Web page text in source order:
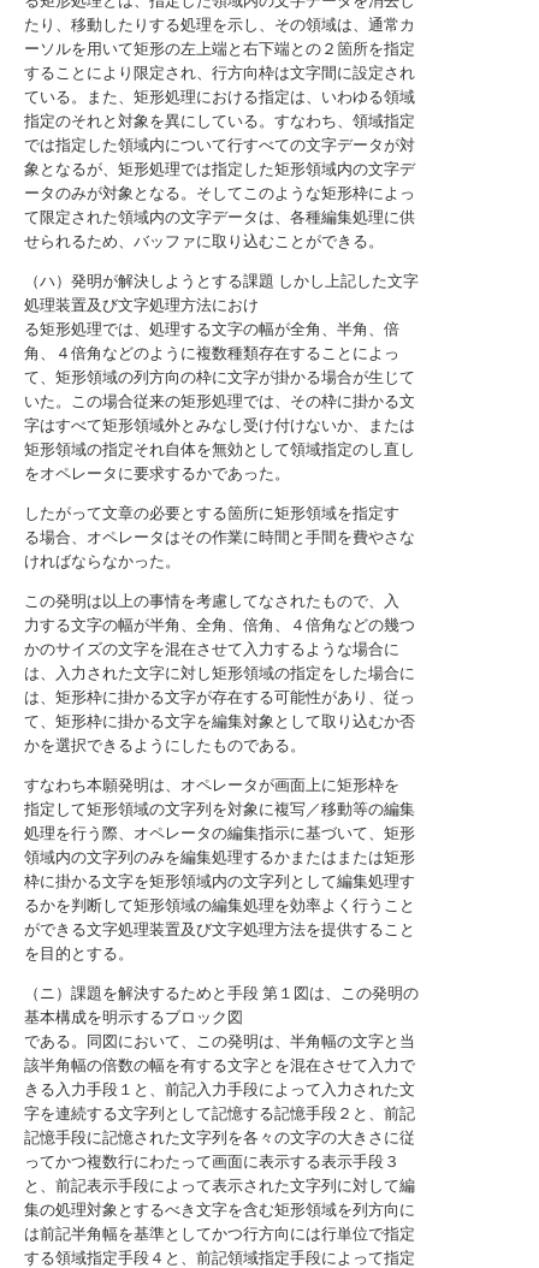
たり、移動したりする処理を示し、その領域は、通常カ
ーソルを用いて矩形の左上端と右下端との２箇所を指定
することにより限定され、行方向枠は文字間に設定され
ている。また、矩形処理における指定は、いわゆる領域
指定のそれと対象を異にしている。すなわち、領域指定
では指定した領域内について行すべての文字データが対
象となるが、矩形処理では指定した矩形領域内の文字デ
ータのみが対象となる。そしてこのような矩形枠によっ
て限定された領域内の文字データは、各種編集処理に供
せられるため、バッファに取り込むことができる。
（ハ）発明が解決しようとする課題 しかし上記した文字
処理装置及び文字処理方法におけ
る矩形処理では、処理する文字の幅が全角、半角、倍
角、４倍角などのように複数種類存在することによっ
て、矩形領域の列方向の枠に文字が掛かる場合が生じて
いた。この場合従来の矩形処理では、その枠に掛かる文
字はすべて矩形領域外とみなし受け付けないか、または
矩形領域の指定それ自体を無効として領域指定のし直し
をオペレータに要求するかであった。
したがって文章の必要とする箇所に矩形領域を指定す
る場合、オペレータはその作業に時間と手間を費やさな
ければならなかった。
この発明は以上の事情を考慮してなされたもので、入
力する文字の幅が半角、全角、倍角、４倍角などの幾つ
かのサイズの文字を混在させて入力するような場合に
は、入力された文字に対し矩形領域の指定をした場合に
は、矩形枠に掛かる文字が存在する可能性があり、従っ
て、矩形枠に掛かる文字を編集対象として取り込むか否
かを選択できるようにしたものである。
すなわち本願発明は、オペレータが画面上に矩形枠を
指定して矩形領域の文字列を対象に複写／移動等の編集
処理を行う際、オペレータの編集指示に基づいて、矩形
領域内の文字列のみを編集処理するかまたはまたは矩形
枠に掛かる文字を矩形領域内の文字列として編集処理す
るかを判断して矩形領域の編集処理を効率よく行うこと
ができる文字処理装置及び文字処理方法を提供すること
を目的とする。
（ニ）課題を解決するためと手段 第１図は、この発明の
基本構成を明示するブロック図
である。同図において、この発明は、半角幅の文字と当
該半角幅の倍数の幅を有する文字とを混在させて入力で
きる入力手段１と、前記入力手段によって入力された文
字を連続する文字列として記憶する記憶手段２と、前記
記憶手段に記憶された文字列を各々の文字の大きさに従
ってかつ複数行にわたって画面に表示する表示手段３
と、前記表示手段によって表示された文字列に対して編
集の処理対象とするべき文字を含む矩形領域を列方向に
は前記半角幅を基準としてかつ行方向には行単位で指定
する領域指定手段４と、前記領域指定手段によって指定